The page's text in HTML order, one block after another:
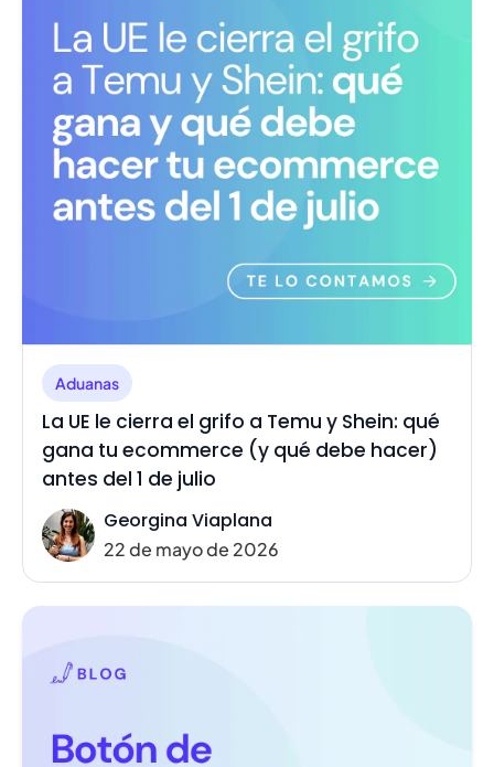
Aduanas
La UE le cierra el grifo a Temu y Shein: qué
gana tu ecommerce (y qué debe hacer)
antes del 1 de julio
Georgina Viaplana
22 de mayo de 2026